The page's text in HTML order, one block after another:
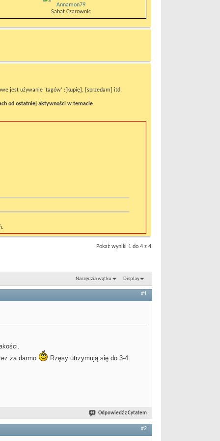
Annamon79
Sabat Czarownic
jest używanie ‘tagów’ :[kupię], [sprzedam] itd.
od ostatniej aktywności w temacie
Pokaż wyniki 1 do 4 z 4
Narzędzia wątku Display
#1
za darmo
Rzęsy utrzymują się do 3-4
Odpowiedź z Cytatem
#2